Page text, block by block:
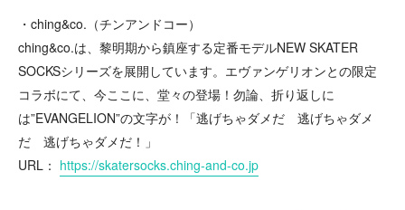
・ching&co.（チンアンドコー）
ching&co.は、黎明期から鎮座する定番モデルNEW SKATER
SOCKSシリーズを展開しています。エヴァンゲリオンとの限定
コラボにて、今ここに、堂々の登場！勿論、折り返しに
は”EVANGELION”の文字が！「逃げちゃダメだ 逃げちゃダメ
だ 逃げちゃダメだ！」
URL： https://skatersocks.ching-and-co.jp